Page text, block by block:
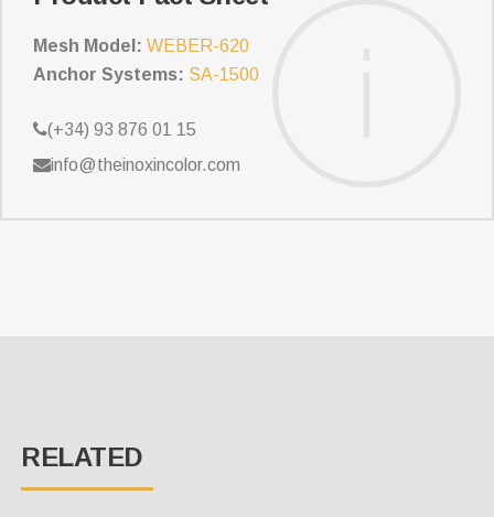
Mesh Model: WEBER-620
Anchor Systems: SA-1500
(+34) 93 876 01 15
info@theinoxincolor.com
RELATED